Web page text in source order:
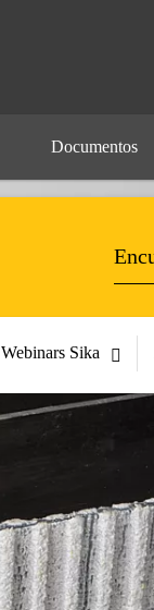
Documentos
Webinars Sika